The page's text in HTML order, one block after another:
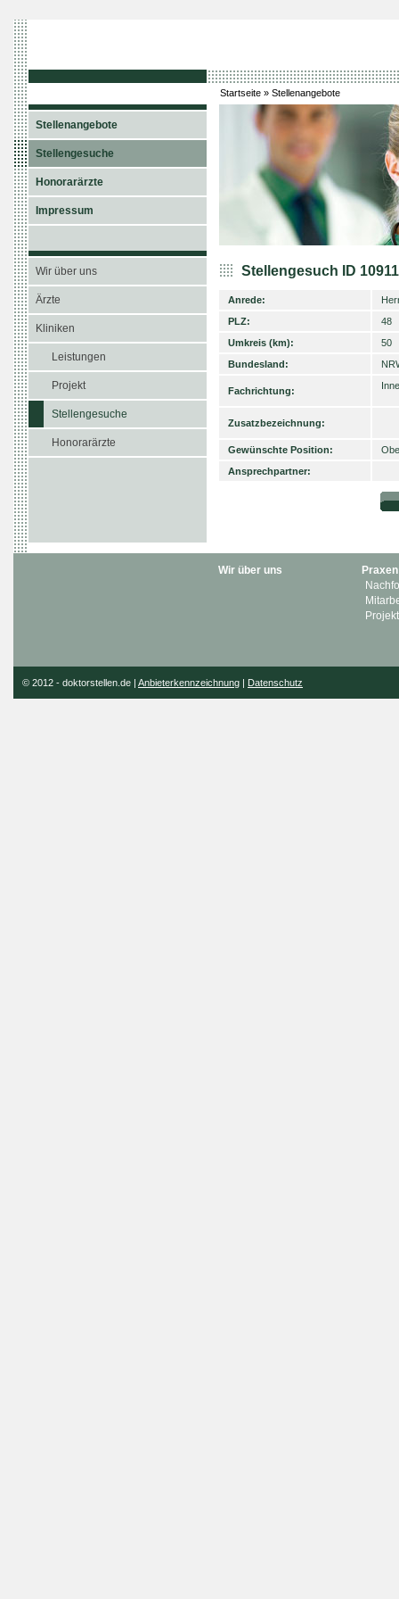
Stellengesuch ID
Anrede:
PLZ:
48
Umkreis (km):
50
Bundesland:
Fachrichtung:
Zusatzbezeichnung:
Gewünschte Position:
Ansprechpartner:
Stellenangebote
Stellengesuche
Honorarärzte
Impressum
Wir über uns
Ärzte
Kliniken
Leistungen
Projekt
Stellengesuche
Honorarärzte
Startseite » Stellenangebote
Wir über uns
Praxen
Projekt
© 2012 - doktorstellen.de | Anbieterkennzeichnung | Datenschutz